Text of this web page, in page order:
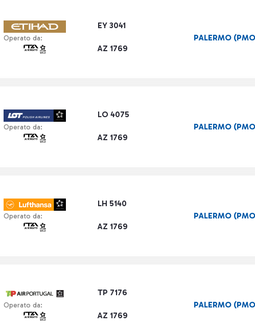
EY 3041
Operato da:
AZ 1769
PALERMO
LO 4075
Operato da:
AZ 1769
PALERMO
LH 5140
Operato da:
AZ 1769
PALERMO
TP 7176
Operato da:
AZ 1769
PALERMO